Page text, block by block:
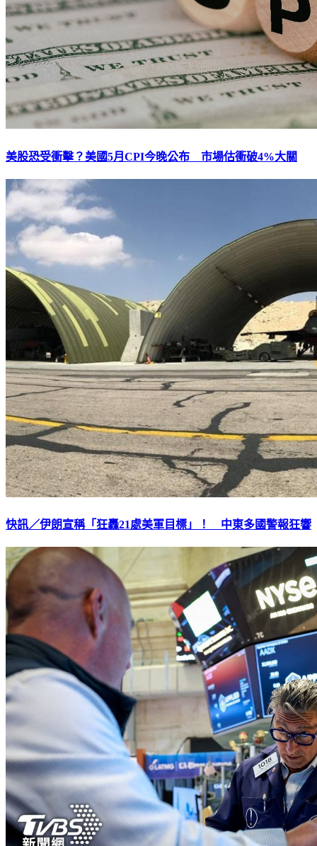
美股恐受衝擊？美國5月CPI今晚公布 市場估衝破4%大關
快訊／伊朗宣稱「狂轟21處美軍目標」！ 中東多國警報狂響